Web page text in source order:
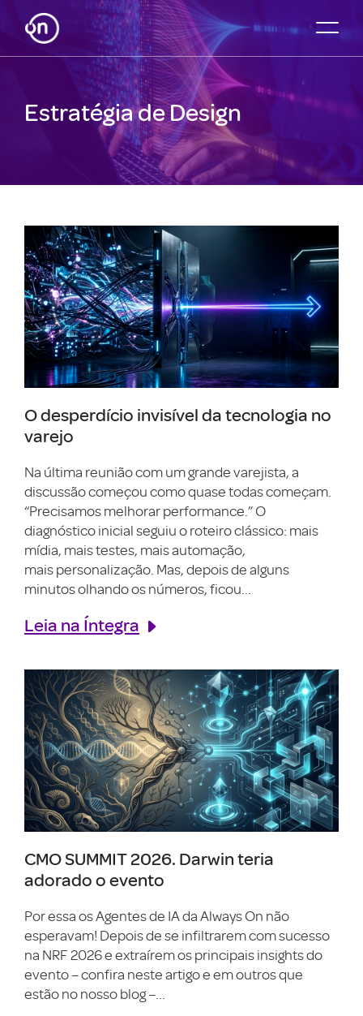
Estratégia de Design
O desperdício invisível da tecnologia no
varejo
Na última reunião com um grande varejista, a
discussão começou como quase todas começam.
“Precisamos melhorar performance.” O
diagnóstico inicial seguiu o roteiro clássico: mais
mídia, mais testes, mais automação,
mais personalização. Mas, depois de alguns
minutos olhando os números, ficou...
Leia na Íntegra
CMO SUMMIT 2026. Darwin teria
adorado o evento
Por essa os Agentes de IA da Always On não
esperavam! Depois de se infiltrarem com sucesso
na NRF 2026 e extraírem os principais insights do
evento – confira neste artigo e em outros que
estão no nosso blog –...